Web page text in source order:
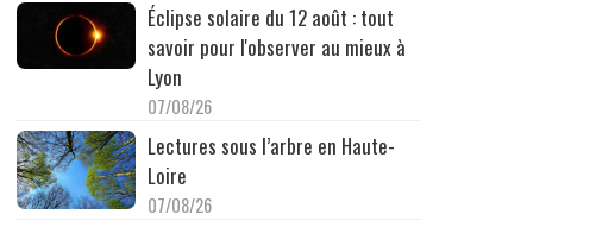
Éclipse solaire du 12 août : tout
savoir pour l'observer au mieux à
Lyon
07/08/26
Lectures sous l’arbre en Haute-
Loire
07/08/26